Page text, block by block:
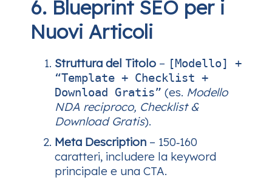
6. Blueprint SEO per i
Nuovi Articoli
Struttura del Titolo – [Modello] +
“Template + Checklist +
Download Gratis” (es. Modello
NDA reciproco, Checklist &
Download Gratis).
Meta Description – 150‑160
caratteri, includere la keyword
principale e una CTA.